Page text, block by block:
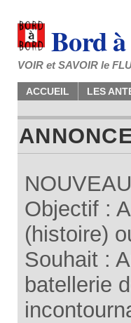
Bord
VOIR et SAVOIR le
ACCUEIL LES
Objectif :
(histoire)
Souhait :
batellerie